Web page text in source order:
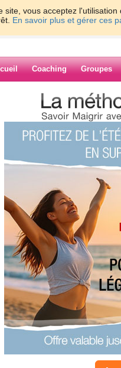
site, vous acceptez
En savoir plus et gérer ces
Coaching Groupes
> > C'était
de
super...